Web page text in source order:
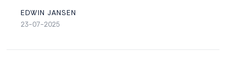
EDWIN JANSEN
23-07-2025